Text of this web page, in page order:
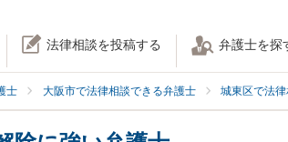
法律相談を投稿する 弁護士を探
士 大阪市で法律相談できる弁護士 城東区で法